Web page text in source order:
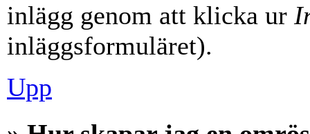
inlägg genom att klicka ur
inläggsformuläret).
Upp